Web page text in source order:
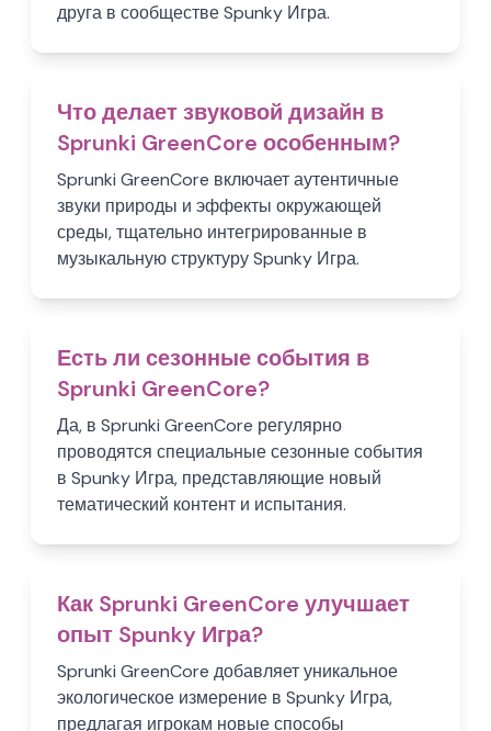
друга в сообществе Spunky Игра.
Что делает звуковой дизайн в
Sprunki GreenCore особенным?
Sprunki GreenCore включает аутентичные
звуки природы и эффекты окружающей
среды, тщательно интегрированные в
музыкальную структуру Spunky Игра.
Есть ли сезонные события в
Sprunki GreenCore?
Да, в Sprunki GreenCore регулярно
проводятся специальные сезонные события
в Spunky Игра, представляющие новый
тематический контент и испытания.
Как Sprunki GreenCore улучшает
опыт Spunky Игра?
Sprunki GreenCore добавляет уникальное
экологическое измерение в Spunky Игра,
предлагая игрокам новые способы